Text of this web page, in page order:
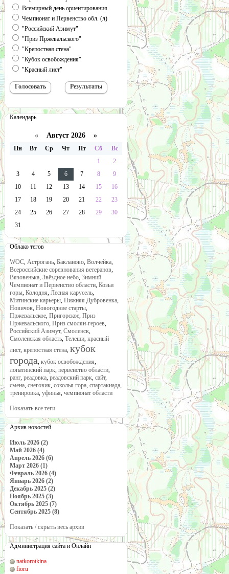
Всемирный день ориентирования
Чемпионат и Первенство обл. (л)
"Российский Азимут"
"Приз Пржевальского"
"Крепостная стена"
"Кубок освобождения"
"Красный лист"
Календарь
« Август 2026 »
Пн Вт Ср Чт Пт Сб
Вс
1
2
3
4 5 6 7 8
9
10
11 12 13 14 15
16
17
18 19 20 21 22
23
24
25 26 27 28 29
30
31
Облако тегов
WOC, Астрогань, Бакланово, Волчейка,
Всероссийские соревнования ветеранов,
Вязовенька, Звёздное небо, Зимний
Чемпионат и Первенство области, Козьи
горы, Колодня, Лесная карусель,
Митинские карьеры, Нижняя Дубровенка,
Новичок, Новогодние старты,
Пржевальское, Пригорское, Приз
Пржевальского, Приз смолян-героев,
Российский Азимут, Смоленск,
Смоленская область, Телеши, красный
лист, крепостная стена, кубок
города, кубок освобождения,
лопатинский парк, первенство области,
ранг, реадовка, реадовский парк, сайт,
смена, снеговик, соколья гора, спартакиада,
тренировка, уфинья, чемпионат области
Показать все теги
Архив новостей
Июль 2026 (2)
Май 2026 (4)
Апрель 2026 (6)
Март 2026 (1)
Февраль 2026 (4)
Январь 2026 (2)
Декабрь 2025 (2)
Ноябрь 2025 (3)
Октябрь 2025 (7)
Сентябрь 2025 (8)
Показать / скрыть весь архив
Администрация сайта и Онлайн
natkorotkina
fioru